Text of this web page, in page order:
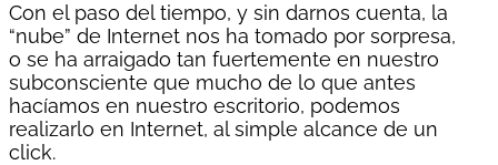
Con el paso del tiempo, y sin darnos cuenta, la
“nube” de Internet nos ha tomado por sorpresa,
o se ha arraigado tan fuertemente en nuestro
subconsciente que mucho de lo que antes
hacíamos en nuestro escritorio, podemos
realizarlo en Internet, al simple alcance de un
click.